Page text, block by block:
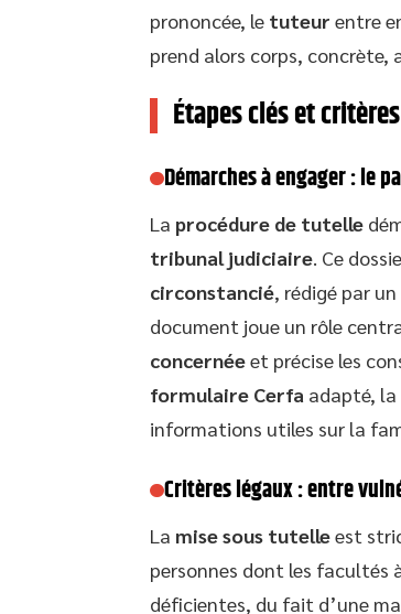
prononcée, le tuteur entre
prend alors corps,
Étapes clés et
Démarches à engager : le
La procédure de tutelle
tribunal judiciaire. Ce
circonstancié, rédigé par
document joue un rôle
concernéeet précise les
formulaire Cerfa adapté, la
informations utiles sur la
Critères légaux : entre
La mise sous tutelleest
personnes dont les facultés
déficientes, du fait d’une